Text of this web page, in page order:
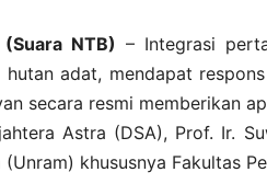
NTB) – Integrasi
hutan adat, mendapat
secara resmi memberikan
Astra (DSA), Prof. Ir.
(Unram) khususnya Fakultas